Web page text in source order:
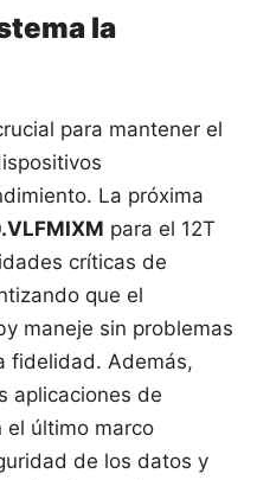
la
para mantener el
La próxima
para el 12T
críticas de
que el
maneje sin problemas
fidelidad. Además,
aplicaciones de
el último marco
de los datos y